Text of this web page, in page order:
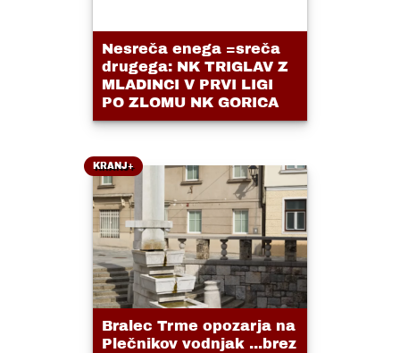
Nesreča enega =sreča
drugega: NK TRIGLAV Z
MLADINCI V PRVI LIGI
PO ZLOMU NK GORICA
KRANJ+
Bralec Trme opozarja na
Plečnikov vodnjak ...brez